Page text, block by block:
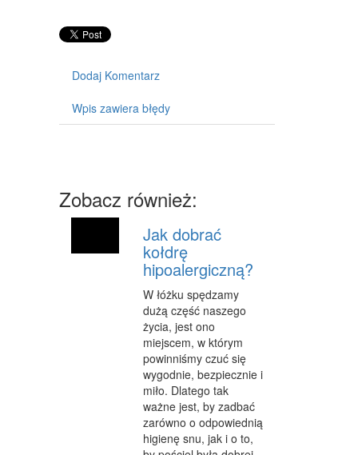
SPRZĘT
MASZYNY
PRZEWÓZ
TRANSPORT
CZĘŚCI SAMOCHODOWE
WYNAJEM
USŁUGI MOTORYZACYJNE
SALONY, KOMISY
PUBLIC RELATIONS
AGENCJE REKLAMOWE
MATERIAŁY REKLAMOWE
Dodaj Komentarz
Wpis zawiera błędy
Zobacz również:
Jak dobrać
kołdrę
hipoalergiczną?
W łóżku spędzamy
dużą część naszego
życia, jest ono
miejscem, w którym
powinniśmy czuć się
wygodnie, bezpiecznie i
miło. Dlatego tak
ważne jest, by zadbać
zarówno o odpowiednią
higienę snu, jak i o to,